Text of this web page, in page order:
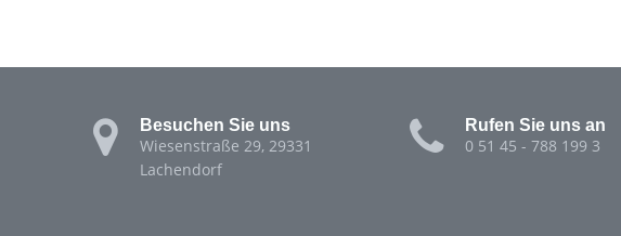
Besuchen Sie uns
Wiesenstraße 29, 29331
Lachendorf
Rufen Sie uns an
0 51 45 - 788 199 3